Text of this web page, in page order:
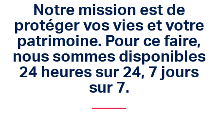
Notre mission est de
protéger vos vies et votre
patrimoine. Pour ce faire,
nous sommes disponibles
24 heures sur 24, 7 jours
sur 7.